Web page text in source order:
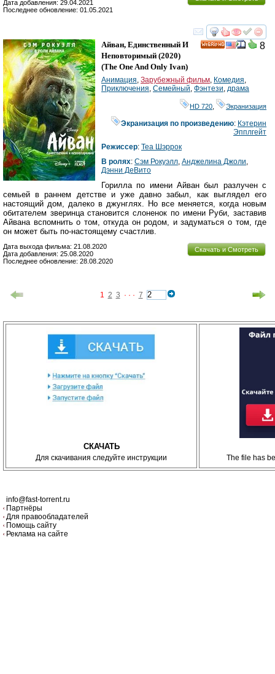
Дата добавления: 29.04.2021
Последнее обновление: 01.05.2021
смотреть
8
Айван, Единственный И
Неповторимый (2020)
(The One And Only Ivan)
Анимация, Зарубежный фильм, Комедия,
Приключения, Семейный, Фэнтези, драма
HD 720 Экранизация
Экранизация по произведению: Кэтерин
Эпплгейт
Режиссер: Теа Шэррок
В ролях: Сэм Рокуэлл, Анджелина Джоли,
Дэнни ДеВито
Горилла по имени Айван был разлучен с
семьей в раннем детстве и уже давно забыл, как выглядел его
настоящий дом, далеко в джунглях. Но все меняется, когда новым
обитателем зверинца становится слоненок по имени Руби, заставив
Айвана вспомнить о том, откуда он родом, и задуматься о том, где
он может быть по-настоящему счастлив.
Скачать и Смотреть
Дата выхода фильма: 21.08.2020
Дата добавления: 25.08.2020
Последнее обновление: 28.08.2020
1 2 3 · · · 7
СКАЧАТЬ
Для скачивания следуйте инструкции The file has
info@fast-torrent.ru
Партнёры
Для правообладателей
Помощь сайту
Реклама на сайте